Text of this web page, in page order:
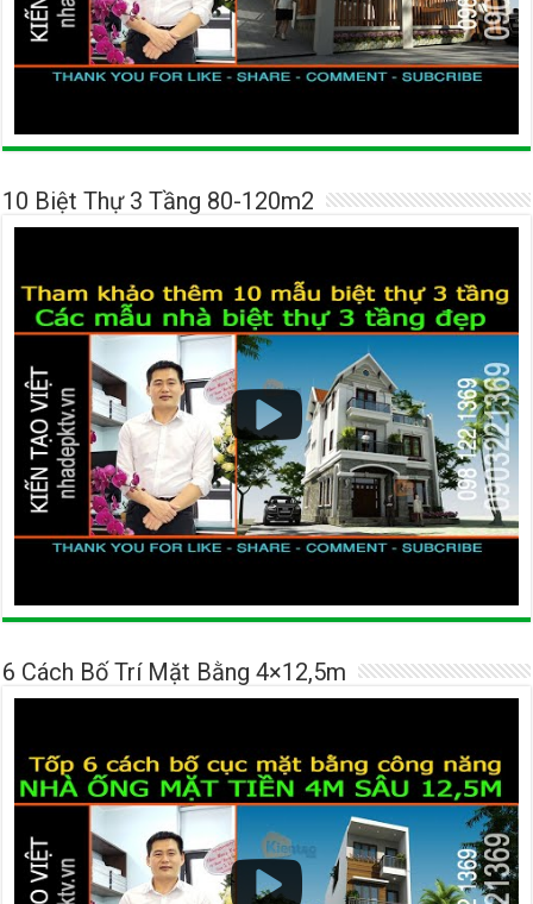
10 Biệt Thự 3 Tầng 80-120m2
6 Cách Bố Trí Mặt Bằng 4×12,5m